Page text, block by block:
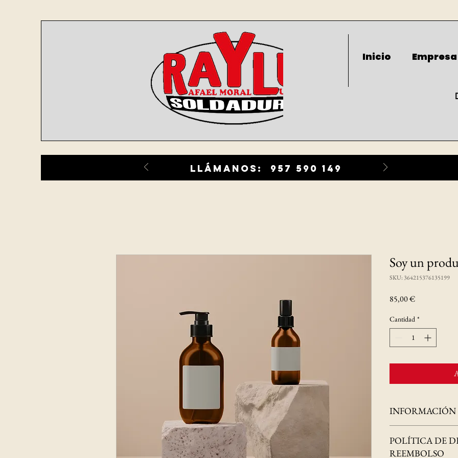
Inicio Empresa
llámanos: 957 590 149
Soy un
SKU: 364215376135199
85,00 €Precio
Cantidad *
INFORMACIÓN
detalles sobre tu
instrucciones de cuidado
POLÍTICA DE
REEMBOLSO